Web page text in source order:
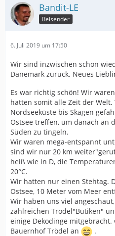
Bandit-LE
Reisender
6. Juli 2019 um 17:50
Wir sind inzwischen schon
Dänemark zurück. Neues
Es war richtig schön! Wir
hatten somit alle Zeit der
Nordseeküste bis Skagen
Ostsee treffen, um danach an
Süden zu tingeln.
Wir waren mega-entspannt
sind wir nur 20 km
heiß wie in D, die
20°C.
Wir hatten nur einen Stehtag.
Ostsee, 10 Meter vom Meer
Wir haben uns viel
zahlreichen Trödel"Butiken"
einige Dekodinge
Bauernhof Trödel an
.